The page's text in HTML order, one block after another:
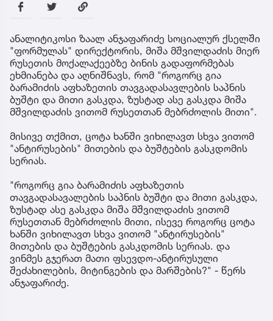
ანალიტიკოსი ზაალ ანჯაფარიძე სოციალურ ქსელში
"ფორმულას" დირექტორის, მიშა მშვილდაძის მიერ
რუსეთის მოქალაქეებზე ბინის გადაფორმებას
ეხმიანება და აღნიშნავს, რომ "როგორც გია
ბარამიძის აფხაზეთის თავგადასავლების საპნის
ბუშტი და მითი გასკდა, ზუსტად ასე გასკდა მიშა
მშვილდაძის ვითომ რუსეთთან მებრძოლის მითი".
მისივე თქმით, ცოტა ხანში ვიხილავთ სხვა ვითომ
"ანტირუსების" მითების და ბუშტების გასკდომის
სერიას.
"როგორც გია ბარამიძის აფხაზეთის
თავგადასავალების საპნის ბუშტი და მითი გასკდა,
ზუსტად ასე გასკდა მიშა მშვილდაძის ვითომ
რუსეთთან მებრძოლის მითი, ისევე როგორც ცოტა
ხანში ვიხილავთ სხვა ვითომ "ანტირუსების"
მითების და ბუშტების გასკდომის სერიას. და
ვინმეს გჯერათ მათი ფსევდო-ანტირუსული
შეძახილების, მიტინგების და მარშების?" - წერს
ანჯაფარიძე.